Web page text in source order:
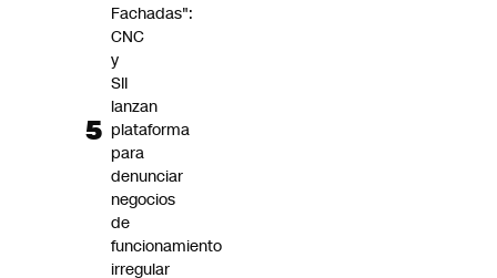
Fachadas":
CNC
y
SII
lanzan
plataforma
para
denunciar
negocios
de
funcionamiento
irregular